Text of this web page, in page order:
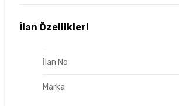
İlan Özellikleri
İlan No
Marka